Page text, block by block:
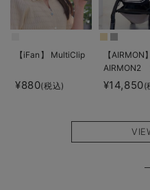
【iFan】 MultiClip
¥880(税込)
【AIRMON】
AIRMON2
アム
¥14,850(